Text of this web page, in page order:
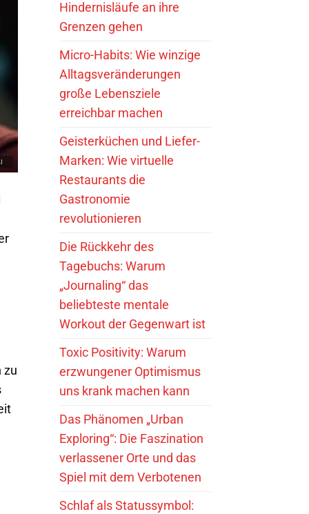
zu
Hindernisläufe an ihre
Grenzen gehen
Micro-Habits: Wie winzige
Alltagsveränderungen
große Lebensziele
erreichbar machen
Geisterküchen und Liefer-
Marken: Wie virtuelle
Restaurants die
Gastronomie
revolutionieren
Die Rückkehr des
Tagebuchs: Warum
„Journaling“ das
beliebteste mentale
Workout der Gegenwart ist
Toxic Positivity: Warum
erzwungener Optimismus
uns krank machen kann
Das Phänomen „Urban
Exploring“: Die Faszination
verlassener Orte und das
Spiel mit dem Verbotenen
Schlaf als Statussymbol: